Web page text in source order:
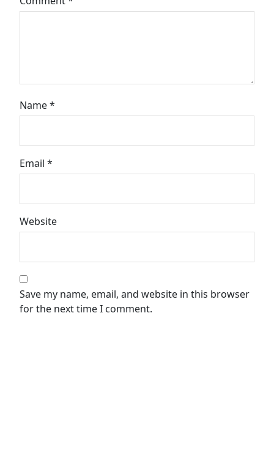
Name*
Email *
Website
Save my name, email, and website in this browser
for the next time I comment.